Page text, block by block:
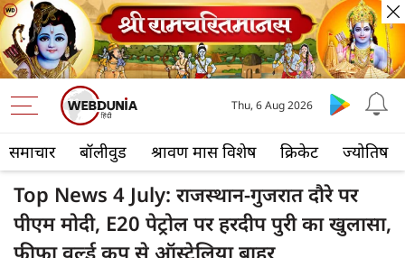
समाचार बॉलीवुड श्रावण मास विशेष क्रिकेट ज्योतिष
Thu, 6 Aug 2026
Top News 4 July: राजस्थान-गुजरात दौरे पर
पीएम मोदी, E20 पेट्रोल पर हरदीप पुरी का खुलासा,
फीफा वर्ल्ड कप से ऑस्ट्रेलिया बाहर